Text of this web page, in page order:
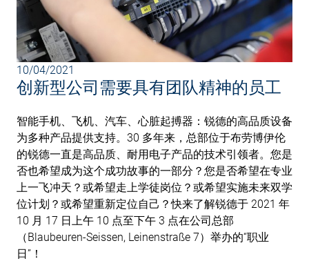
10/04/2021
创新型公司需要具有团队精神的员工
智能手机、飞机、汽车、心脏起搏器：锐德的高品质设备
为多种产品提供支持。30 多年来，总部位于布劳博伊伦
的锐德一直是高品质、耐用电子产品的技术引领者。您是
否也希望成为这个成功故事的一部分？您是否希望在专业
上一飞冲天？或希望走上学徒岗位？或希望实施未来双学
位计划？或希望重新定位自己？快来了解锐德于 2021 年
10 月 17 日上午 10 点至下午 3 点在公司总部
（Blaubeuren-Seissen, Leinenstraße 7）举办的“职业
日”！